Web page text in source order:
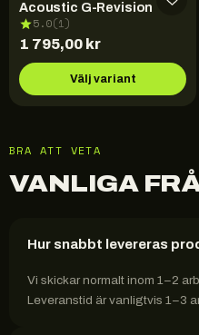
Acoustic G-Revision
5.0(1)
1 795,00 kr
Välj variant
BRA ATT VETA
VANLIGA
Hur snabbt levereras
Vi skickar normalt inom 1–2
Leveranstid är vanligtvis 1–3